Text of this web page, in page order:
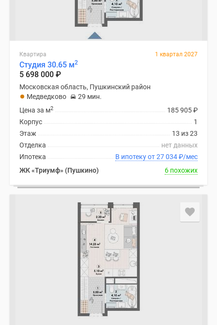
Квартира 1 квартал 2027
Студия 30.65 м2
5 698 000 ₽
Московская область, Пушкинский район
Медведково
29 мин.
185 905₽
Цена за м2
1
Корпус
13 из 23
Этаж
нет данных
Отделка
В ипотеку от 27 034₽/мес
Ипотека
ЖК «Триумф» (Пушкино)
6 похожих